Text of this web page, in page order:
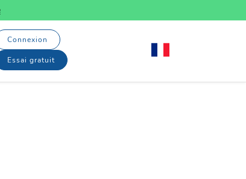
Connexion
Essai gratuit